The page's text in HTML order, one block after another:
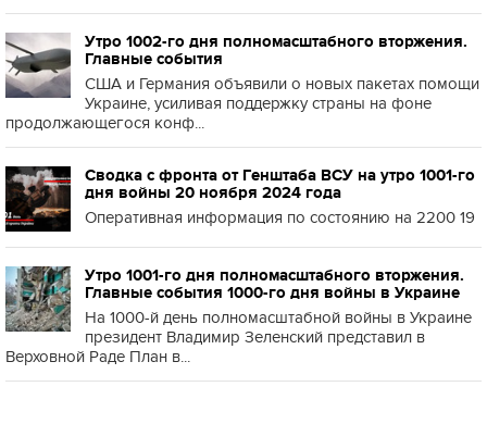
Утро 1002-го дня полномасштабного вторжения.
Главные события
США и Германия объявили о новых пакетах помощи
Украине, усиливая поддержку страны на фоне
продолжающегося конф...
Сводка с фронта от Генштаба ВСУ на утро 1001-го
дня войны 20 ноября 2024 года
Оперативная информация по состоянию на 2200 19
Утро 1001-го дня полномасштабного вторжения.
Главные события 1000-го дня войны в Украине
На 1000-й день полномасштабной войны в Украине
президент Владимир Зеленский представил в
Верховной Раде План в...